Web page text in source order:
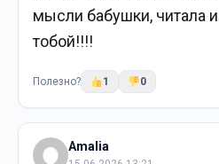
мысли бабушки, читала
тобой!!!!
Полезно? 1 0
Amalia